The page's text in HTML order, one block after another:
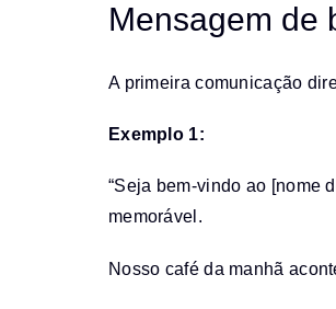
Mensagem de
A primeira comunicação
Exemplo 1:
“Seja bem-vindo ao [nome
memorável.
Nosso café da manhã